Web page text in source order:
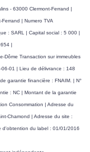
- 63000 Clermont-Ferrand |
| Numero TVA
: SARL | Capital social : 5 000 |
|
Dôme Transaction sur immeubles
01 | Lieu de délivrance : 148
garantie financière : FNAIM. | N°
: NC | Montant de la garantie
Consommation | Adresse du
Chamond | Adresse du site :
d'obtention du label : 01/01/2016